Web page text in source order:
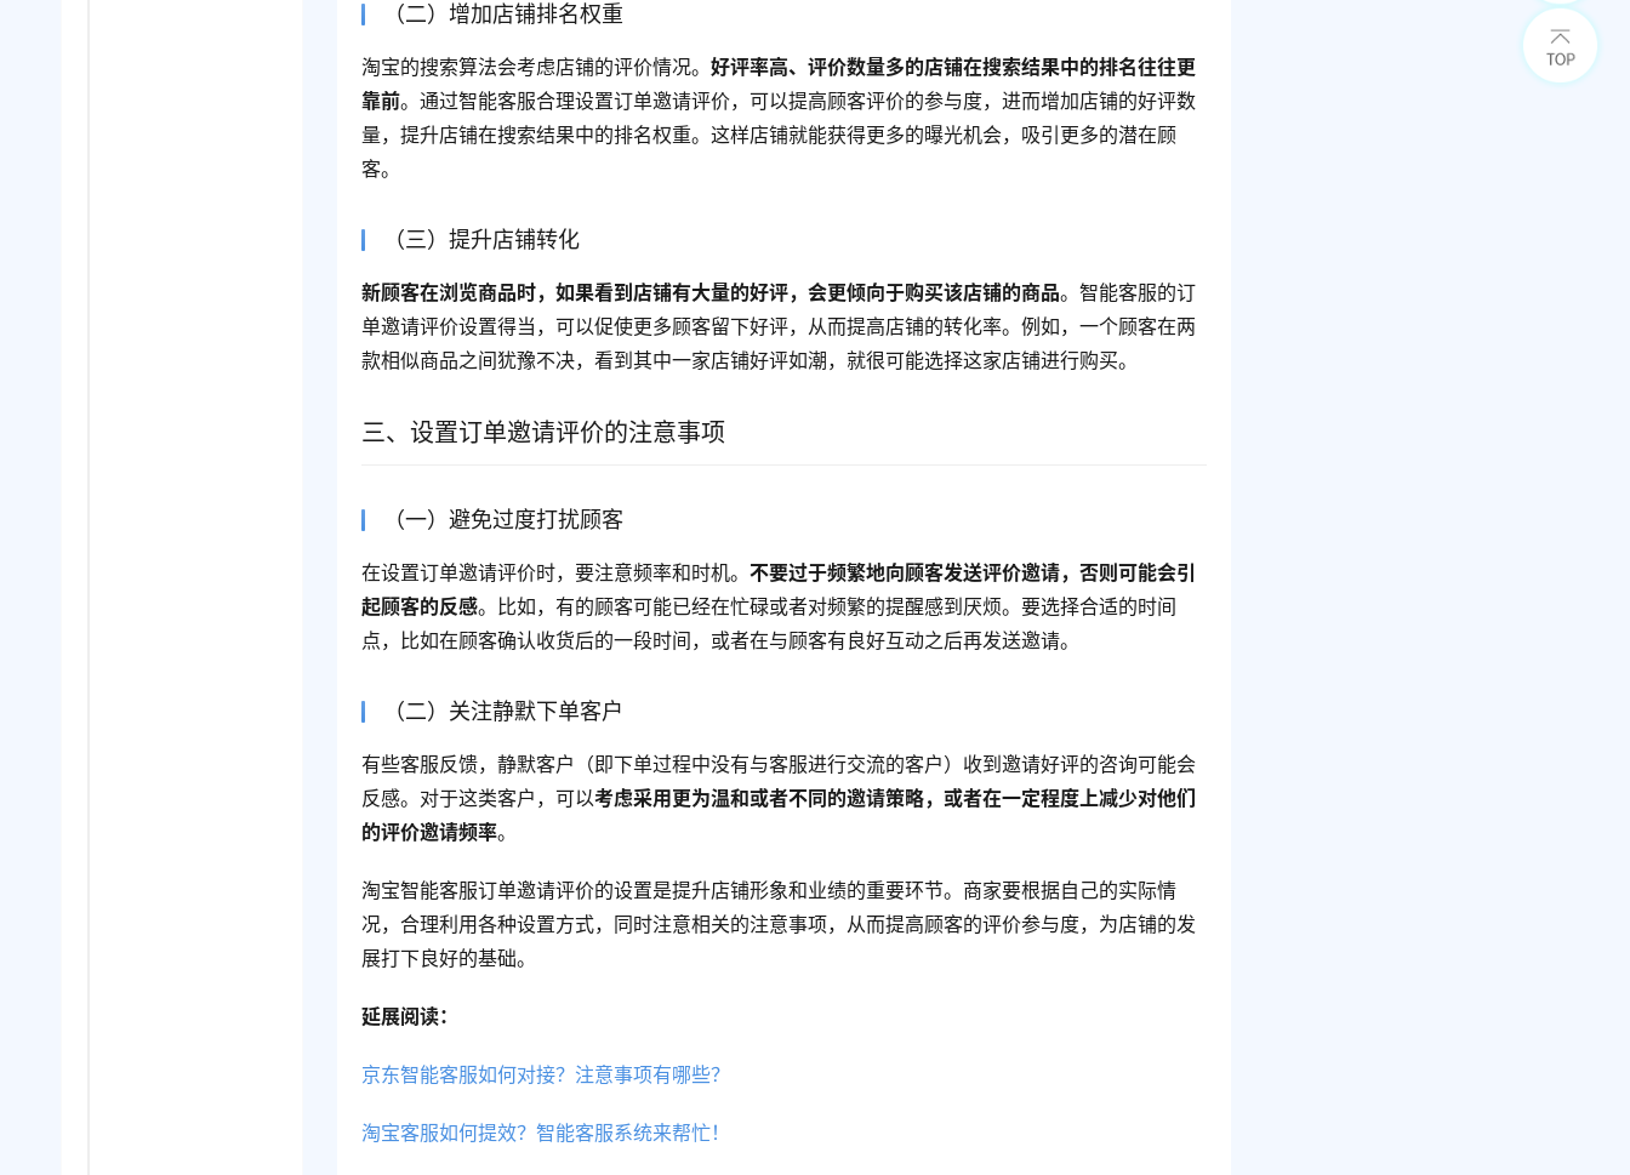
（二）增加店铺排名权重
淘宝的搜索算法会考虑店铺的评价情况。好评率高、评价数量多的店铺在搜索结果中的排名往往更
靠前。通过智能客服合理设置订单邀请评价，可以提高顾客评价的参与度，进而增加店铺的好评数
量，提升店铺在搜索结果中的排名权重。这样店铺就能获得更多的曝光机会，吸引更多的潜在顾
客。
（三）提升店铺转化
新顾客在浏览商品时，如果看到店铺有大量的好评，会更倾向于购买该店铺的商品。智能客服的订
单邀请评价设置得当，可以促使更多顾客留下好评，从而提高店铺的转化率。例如，一个顾客在两
款相似商品之间犹豫不决，看到其中一家店铺好评如潮，就很可能选择这家店铺进行购买。
三、设置订单邀请评价的注意事项
（一）避免过度打扰顾客
在设置订单邀请评价时，要注意频率和时机。不要过于频繁地向顾客发送评价邀请，否则可能会引
起顾客的反感。比如，有的顾客可能已经在忙碌或者对频繁的提醒感到厌烦。要选择合适的时间
点，比如在顾客确认收货后的一段时间，或者在与顾客有良好互动之后再发送邀请。
（二）关注静默下单客户
有些客服反馈，静默客户（即下单过程中没有与客服进行交流的客户）收到邀请好评的咨询可能会
反感。对于这类客户，可以考虑采用更为温和或者不同的邀请策略，或者在一定程度上减少对他们
的评价邀请频率。
淘宝智能客服订单邀请评价的设置是提升店铺形象和业绩的重要环节。商家要根据自己的实际情
况，合理利用各种设置方式，同时注意相关的注意事项，从而提高顾客的评价参与度，为店铺的发
展打下良好的基础。
延展阅读：
京东智能客服如何对接？注意事项有哪些？
淘宝客服如何提效？智能客服系统来帮忙！